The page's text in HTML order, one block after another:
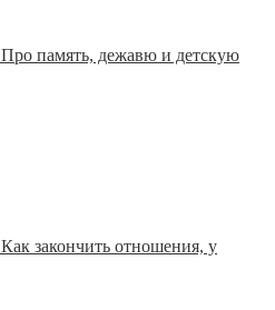
Про память, дежавю и детскую
Как закончить отношения, у